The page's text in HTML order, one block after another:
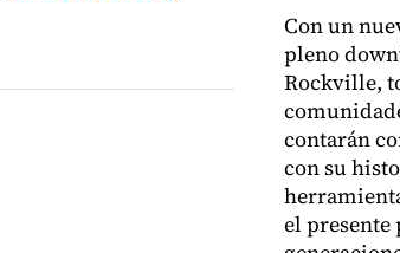
Con un
pleno
Rockville,
contarán
con su
el presente